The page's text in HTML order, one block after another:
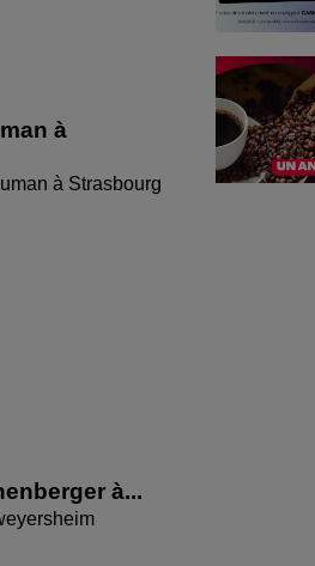
à
à Strasbourg
à...